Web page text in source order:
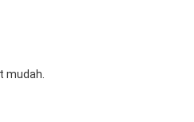
mudah.